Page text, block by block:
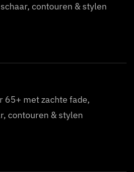
contouren & stylen
65+ met zachte fade,
contouren & stylen